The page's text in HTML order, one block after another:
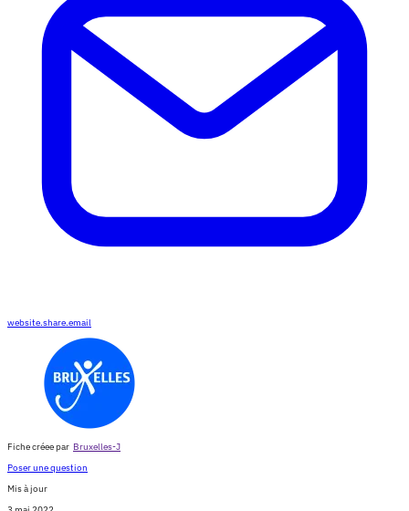
website.share.email
Fiche créee par Bruxelles-J
Poser une question
Mis à jour